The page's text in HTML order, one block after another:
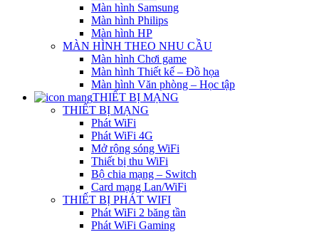
Màn hình Samsung
Màn hình Philips
Màn hình HP
MÀN HÌNH THEO NHU CẦU
Màn hình Chơi game
Màn hình Thiết kế – Đồ họa
Màn hình Văn phòng – Học tập
THIẾT BỊ MẠNG
THIẾT BỊ MẠNG
Phát WiFi
Phát WiFi 4G
Mở rộng sóng WiFi
Thiết bị thu WiFi
Bộ chia mạng – Switch
Card mạng Lan/WiFi
THIẾT BỊ PHÁT WIFI
Phát WiFi 2 băng tần
Phát WiFi Gaming